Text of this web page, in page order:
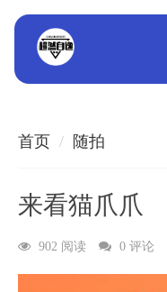
首页 随拍
来看猫爪爪
902 阅读 0 评论